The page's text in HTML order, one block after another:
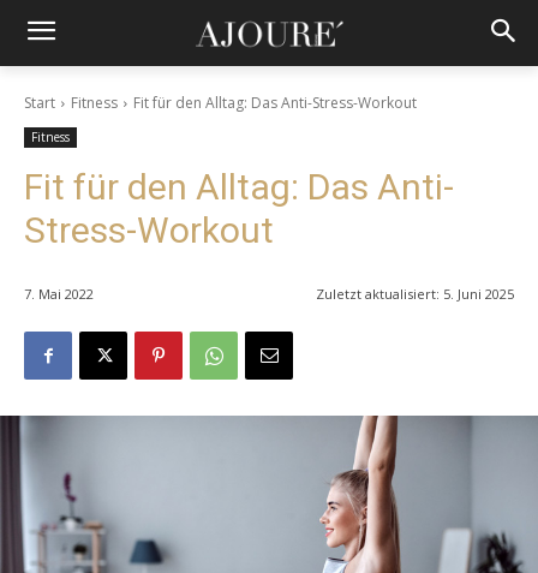
Start Fitness Fit für den Alltag: Das Anti-Stress-Workout
Fitness
Fit für den Alltag: Das Anti-
Stress-Workout
7. Mai 2022 Zuletzt aktualisiert: 5. Juni 2025